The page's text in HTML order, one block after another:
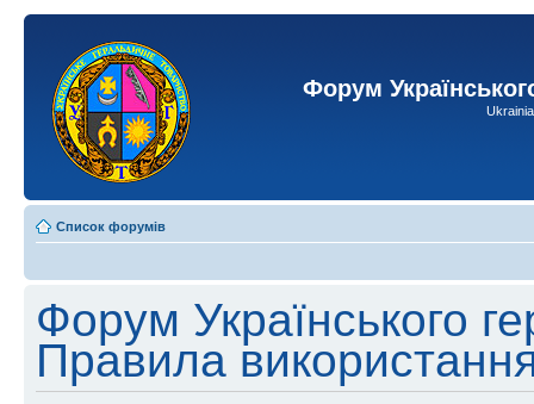
Форум
Список форумів
Форум Українського
Правила